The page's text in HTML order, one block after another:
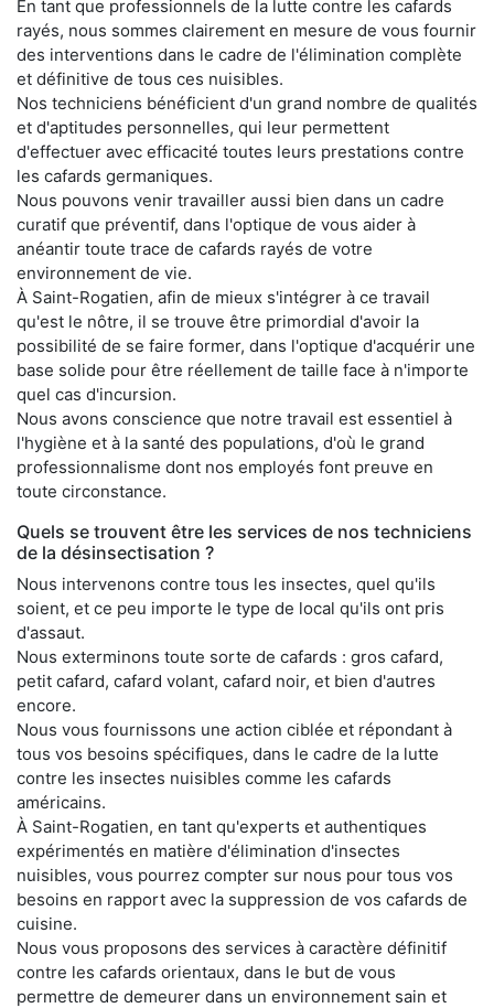
En tant que professionnels de la lutte contre les cafards
rayés, nous sommes clairement en mesure de vous fournir
des interventions dans le cadre de l'élimination complète
et définitive de tous ces nuisibles.
Nos techniciens bénéficient d'un grand nombre de qualités
et d'aptitudes personnelles, qui leur permettent
d'effectuer avec efficacité toutes leurs prestations contre
les cafards germaniques.
Nous pouvons venir travailler aussi bien dans un cadre
curatif que préventif, dans l'optique de vous aider à
anéantir toute trace de cafards rayés de votre
environnement de vie.
À Saint-Rogatien, afin de mieux s'intégrer à ce travail
qu'est le nôtre, il se trouve être primordial d'avoir la
possibilité de se faire former, dans l'optique d'acquérir une
base solide pour être réellement de taille face à n'importe
quel cas d'incursion.
Nous avons conscience que notre travail est essentiel à
l'hygiène et à la santé des populations, d'où le grand
professionnalisme dont nos employés font preuve en
toute circonstance.
Quels se trouvent être les services de nos techniciens
de la désinsectisation ?
Nous intervenons contre tous les insectes, quel qu'ils
soient, et ce peu importe le type de local qu'ils ont pris
d'assaut.
Nous exterminons toute sorte de cafards : gros cafard,
petit cafard, cafard volant, cafard noir, et bien d'autres
encore.
Nous vous fournissons une action ciblée et répondant à
tous vos besoins spécifiques, dans le cadre de la lutte
contre les insectes nuisibles comme les cafards
américains.
À Saint-Rogatien, en tant qu'experts et authentiques
expérimentés en matière d'élimination d'insectes
nuisibles, vous pourrez compter sur nous pour tous vos
besoins en rapport avec la suppression de vos cafards de
cuisine.
Nous vous proposons des services à caractère définitif
contre les cafards orientaux, dans le but de vous
permettre de demeurer dans un environnement sain et